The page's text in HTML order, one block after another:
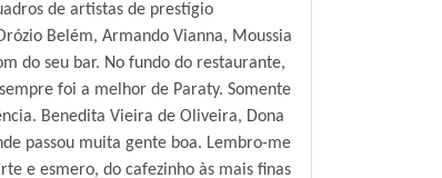
de artistas de prestígio
Belém, Armando Vianna, Moussia
do seu bar. No fundo do restaurante,
foi a melhor de Paraty. Somente
Benedita Vieira de Oliveira, Dona
passou muita gente boa. Lembro-me
e esmero, do cafezinho às mais finas